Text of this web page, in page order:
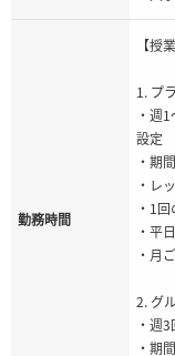
勤務時間
【授
1. プ
・週
設定
・期
・レ
・1
・平
・月
2. グ
・週
・期